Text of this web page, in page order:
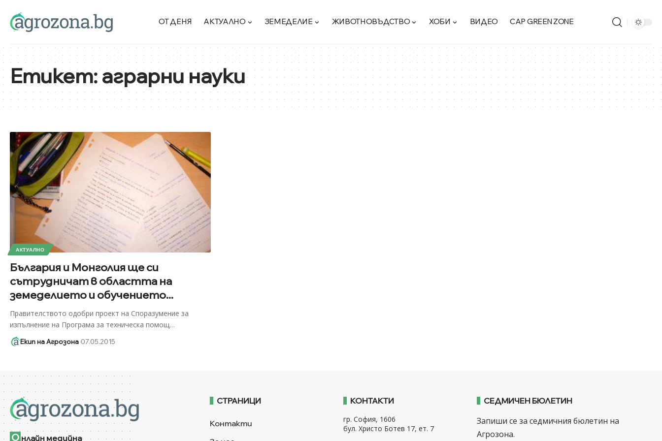
ОТ ДЕНЯ АКТУАЛНО ЗЕМЕДЕЛИЕ ЖИВОТНОВЪДСТВО ХОБИ ВИДЕО CAP GREEN ZONE
Етикет:аграрни науки
АКТУАЛНО
България и Монголия ще си
сътрудничат в областта на
земеделието и обучението...
Правителството одобри проект на Споразумение за
изпълнение на Програма за техническа помощ…
Екип на Агрозона 07.05.2015
О нлайн медийна
СТРАНИЦИ
Контакти
КОНТАКТИ
гр. София, 1606
бул. Христо Ботев 17, ет. 7
СЕДМИЧЕН БЮЛЕТИН
Запиши се за седмичния бюлетин на
Агрозона.